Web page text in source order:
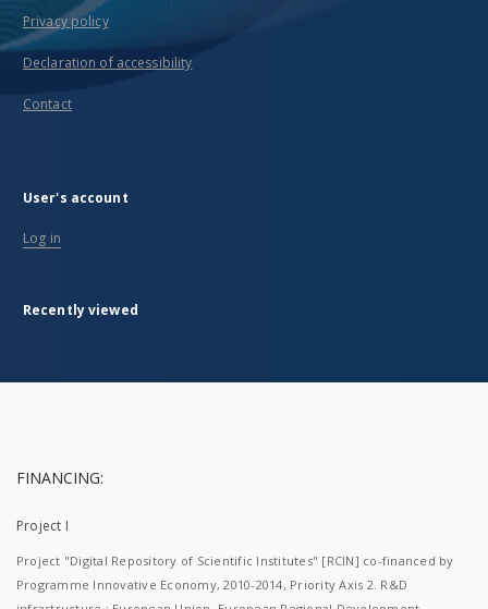
Privacy policy
Declaration of accessibility
Contact
User's account
Log in
Recently viewed
FINANCING:
Project I
Project "Digital Repository of Scientific Institutes" [RCIN] co-financed by
Programme Innovative Economy, 2010-2014, Priority Axis 2. R&D